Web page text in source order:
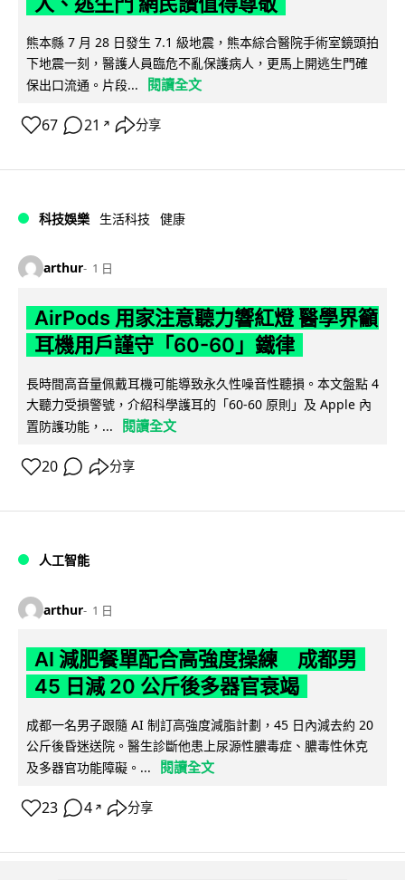
熊本縣 7 月 28 日發生 7.1 級地震，熊本綜合醫院手術室鏡頭拍
下地震一刻，醫護人員臨危不亂保護病人，更馬上開逃生門確
保出口流通。片段...
閱讀全文
67 21 ↗ 分享
科技娛樂 生活科技 健康
arthur 1 日
AirPods 用家注意聽力響紅燈 醫學界籲
耳機用戶謹守「60-60」鐵律
長時間高音量佩戴耳機可能導致永久性噪音性聽損。本文盤點 4
大聽力受損警號，介紹科學護耳的「60-60 原則」及 Apple 內
置防護功能，...
閱讀全文
20 分享
人工智能
arthur 1 日
AI 減肥餐單配合高強度操練 成都男
45 日減 20 公斤後多器官衰竭
成都一名男子跟隨 AI 制訂高強度減脂計劃，45 日內減去約 20
公斤後昏迷送院。醫生診斷他患上尿源性膿毒症、膿毒性休克
及多器官功能障礙。...
閱讀全文
23 4 ↗ 分享